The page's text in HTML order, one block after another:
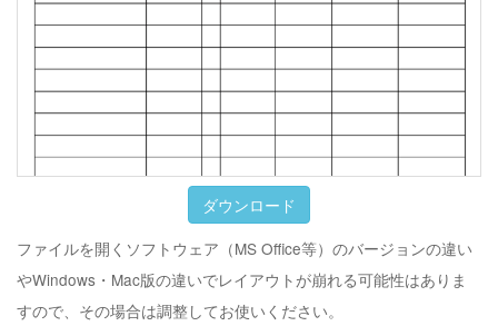
ダウンロード
ファイルを開くソフトウェア（MS Office等）のバージョンの違い
やWindows・Mac版の違いでレイアウトが崩れる可能性はありま
すので、その場合は調整してお使いください。